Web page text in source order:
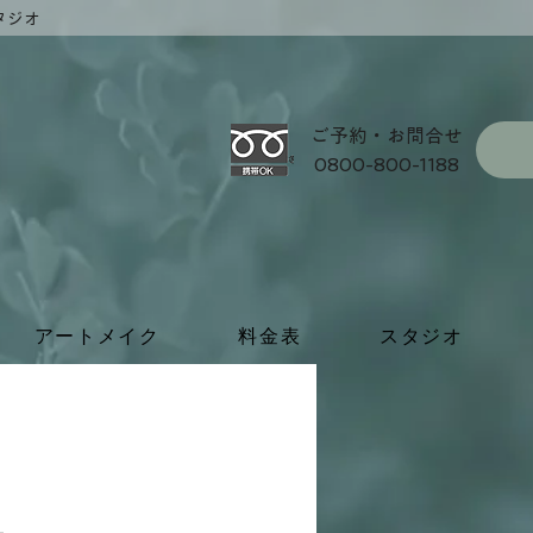
ジオ
ご予約・お問合せ
0800-800-1188
アートメイク 料金表 スタジオ